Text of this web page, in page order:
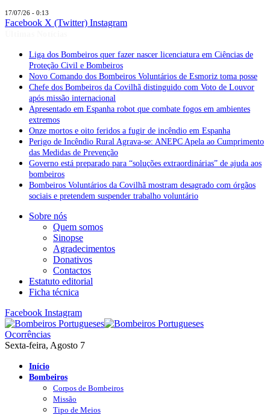
17/07/26 - 0:13
Facebook X (Twitter) Instagram
Liga dos Bombeiros quer fazer nascer licenciatura em Ciências de
Proteção Civil e Bombeiros
Novo Comando dos Bombeiros Voluntários de Esmoriz toma posse
Chefe dos Bombeiros da Covilhã distinguido com Voto de Louvor
após missão internacional
Apresentado em Espanha robot que combate fogos em ambientes
extremos
Onze mortos e oito feridos a fugir de incêndio em Espanha
Perigo de Incêndio Rural Agrava-se: ANEPC Apela ao Cumprimento
das Medidas de Prevenção
Governo está preparado para “soluções extraordinárias” de ajuda aos
bombeiros
Bombeiros Voluntários da Covilhã mostram desagrado com órgãos
sociais e pretendem suspender trabalho voluntário
Sobre nós
Quem somos
Sinopse
Agradecimentos
Donativos
Contactos
Estatuto editorial
Ficha técnica
Facebook Instagram
Ocorrências
Sexta-feira, Agosto 7
Início
Bombeiros
Corpos de Bombeiros
Missão
Tipo de Meios